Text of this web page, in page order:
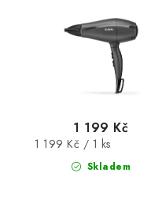
Skladem
1 199 Kč
Měrná
1 199 Kč / 1 ks